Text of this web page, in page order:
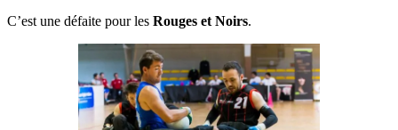
C’est une défaite pour les Rouges et Noirs.